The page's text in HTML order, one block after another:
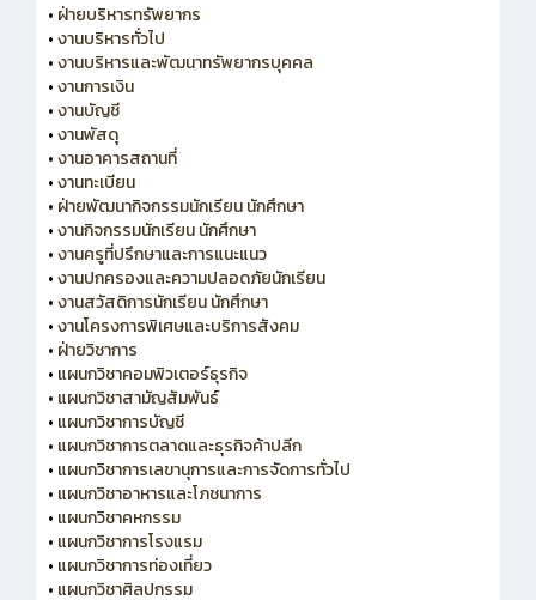
• ฝ่ายบริหารทรัพยากร
•งานบริหารทั่วไป
•งานบริหารและพัฒนาทรัพยากรบุคคล
•งานการเงิน
•งานบัญชี
•งานพัสดุ
•งานอาคารสถานที่
•งานทะเบียน
• ฝ่ายพัฒนากิจกรรมนักเรียน นักศึกษา
•งานกิจกรรมนักเรียน นักศึกษา
•งานครูที่ปรึกษาและการแนะแนว
•งานปกครองและความปลอดภัยนักเรียน
•งานสวัสดิการนักเรียน นักศึกษา
•งานโครงการพิเศษและบริการสังคม
• ฝ่ายวิชาการ
• แผนกวิชาคอมพิวเตอร์ธุรกิจ
• แผนกวิชาสามัญสัมพันธ์
• แผนกวิชาการบัญชี
• แผนกวิชาการตลาดและธุรกิจค้าปลีก
• แผนกวิชาการเลขานุการและการจัดการทั่วไป
• แผนกวิชาอาหารและโภชนาการ
• แผนกวิชาคหกรรม
• แผนกวิชาการโรงแรม
• แผนกวิชาการท่องเที่ยว
• แผนกวิชาศิลปกรรม